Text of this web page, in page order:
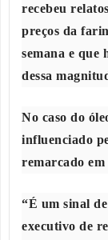
recebeu
preços da
semana e que
dessa
No caso do
influenciado
remarcado em
“É um sinal
executivo de